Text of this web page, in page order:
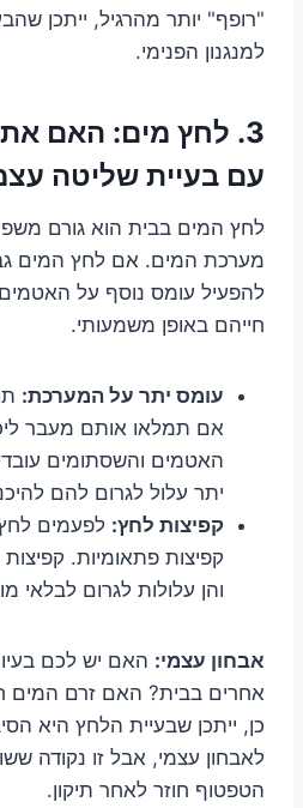
"רופף" יותר מהרגיל, ייתכן
למנגנון הפנימי.
3. לחץ מים: האם
עם בעיית שליטה
לחץ המים בבית הוא גורם
מערכת המים. אם לחץ המים
להפעיל עומס נוסף על האטמים
חייהם באופן משמעותי.
עומס יתר על המערכת:
אם תמלאו אותם מעבר
האטמים והשסתומים
יתר עלול לגרום להם
קפיצות לחץ: לפעמים
קפיצות פתאומיות.
והן עלולות לגרום לבלאי
אבחון עצמי: האם יש לכם
אחרים בבית? האם זרם המים
כן, ייתכן שבעיית הלחץ היא
לאבחון עצמי, אבל זו נקודה
הטפטוף חוזר לאחר תיקון.